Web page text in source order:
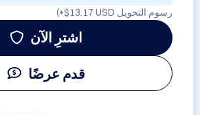
(+$13.17 USD رسوم التحويل
اشترِ الآن
قدم عرضًا